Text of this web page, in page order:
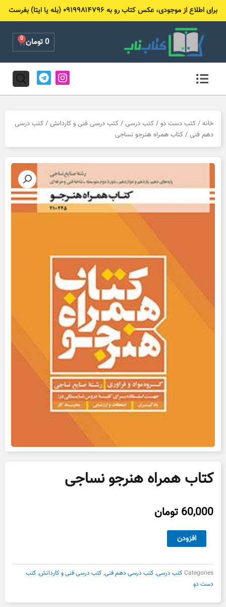
برای اطلاع از موجودی، عکس کتاب رو به ۰۹۱۹۹۸۱۴۷۹۶ (بله یا ایتا) بفرست
0تومان 0
Cart
I
n
s
g
a
T
e
l
r
m
خانه / کتب دست دو / کتب درسی / کتب درسی فنی و کاردانش / کتب درسی
دهم فنی / کتاب همراه هنرجو نساجی
کتاب همراه هنرجو نساجی
60,000 تومان
همراه
نساجی
افزودن
Categoriesکتب درسی,کتب درسی دهم فنی,کتب درسی فنی و کاردانش,کتب
دست دو